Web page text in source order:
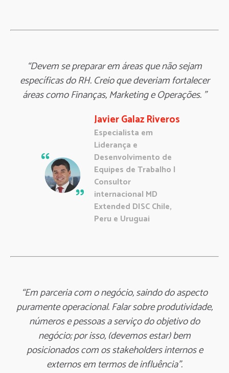
“Devem se preparar em áreas que não sejam
específicas do RH. Creio que deveriam fortalecer
áreas como Finanças, Marketing e Operações. ”
Javier Galaz Riveros
Especialista em
Liderança e
Desenvolvimento de
Equipes de Trabalho |
Consultor
internacional MD
Extended DISC Chile,
Peru e Uruguai
“Em parceria com o negócio, saindo do aspecto
puramente operacional. Falar sobre produtividade,
números e pessoas a serviço do objetivo do
negócio; por isso, (devemos estar) bem
posicionados com os stakeholders internos e
externos em termos de influência”.